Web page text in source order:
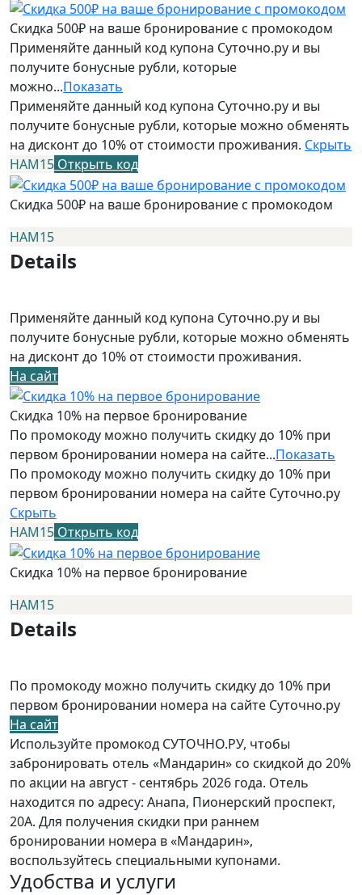
Скидка 500₽ на ваше бронирование с промокодом
Применяйте данный код купона Суточно.ру и вы
получите бонусные рубли, которые
можно...Показать
Применяйте данный код купона Суточно.ру и вы
получите бонусные рубли, которые можно обменять
на дисконт до 10% от стоимости проживания. Скрыть
НАМ15 Открыть код
Скидка 500₽ на ваше бронирование с промокодом
НАМ15
Details
Применяйте данный код купона Суточно.ру и вы
получите бонусные рубли, которые можно обменять
на дисконт до 10% от стоимости проживания.
На сайт
Скидка 10% на первое бронирование
По промокоду можно получить скидку до 10% при
первом бронировании номера на сайте...Показать
По промокоду можно получить скидку до 10% при
первом бронировании номера на сайте Суточно.ру
Скрыть
НАМ15 Открыть код
Скидка 10% на первое бронирование
НАМ15
Details
По промокоду можно получить скидку до 10% при
первом бронировании номера на сайте Суточно.ру
На сайт
Используйте промокод СУТОЧНО.РУ, чтобы
забронировать отель «Мандарин» со скидкой до 20%
по акции на август - сентябрь 2026 года. Отель
находится по адресу: Анапа, Пионерский проспект,
20А. Для получения скидки при раннем
бронировании номера в «Мандарин»,
воспользуйтесь специальными купонами.
Удобства и услуги